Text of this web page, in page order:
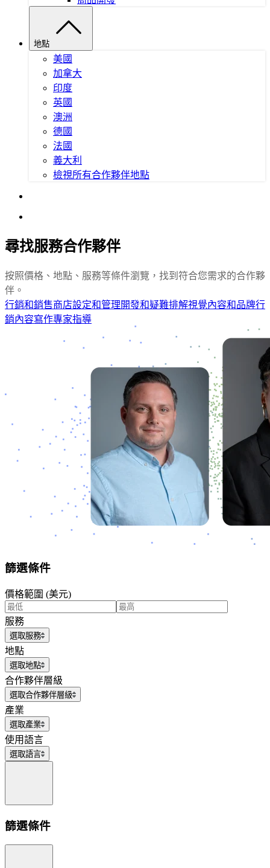
地點
美國
加拿大
印度
英國
澳洲
德國
法國
義大利
檢視所有合作夥伴地點
尋找服務合作夥伴
按照價格、地點、服務等條件瀏覽，找到符合您需求的合作夥
伴。
行銷和銷售商店設定和管理開發和疑難排解視覺內容和品牌行
銷內容寫作專家指導
篩選條件
價格範圍 (美元)
服務
選取服務
地點
選取地點
合作夥伴層級
選取合作夥伴層級
產業
選取產業
使用語言
選取語言
篩選條件